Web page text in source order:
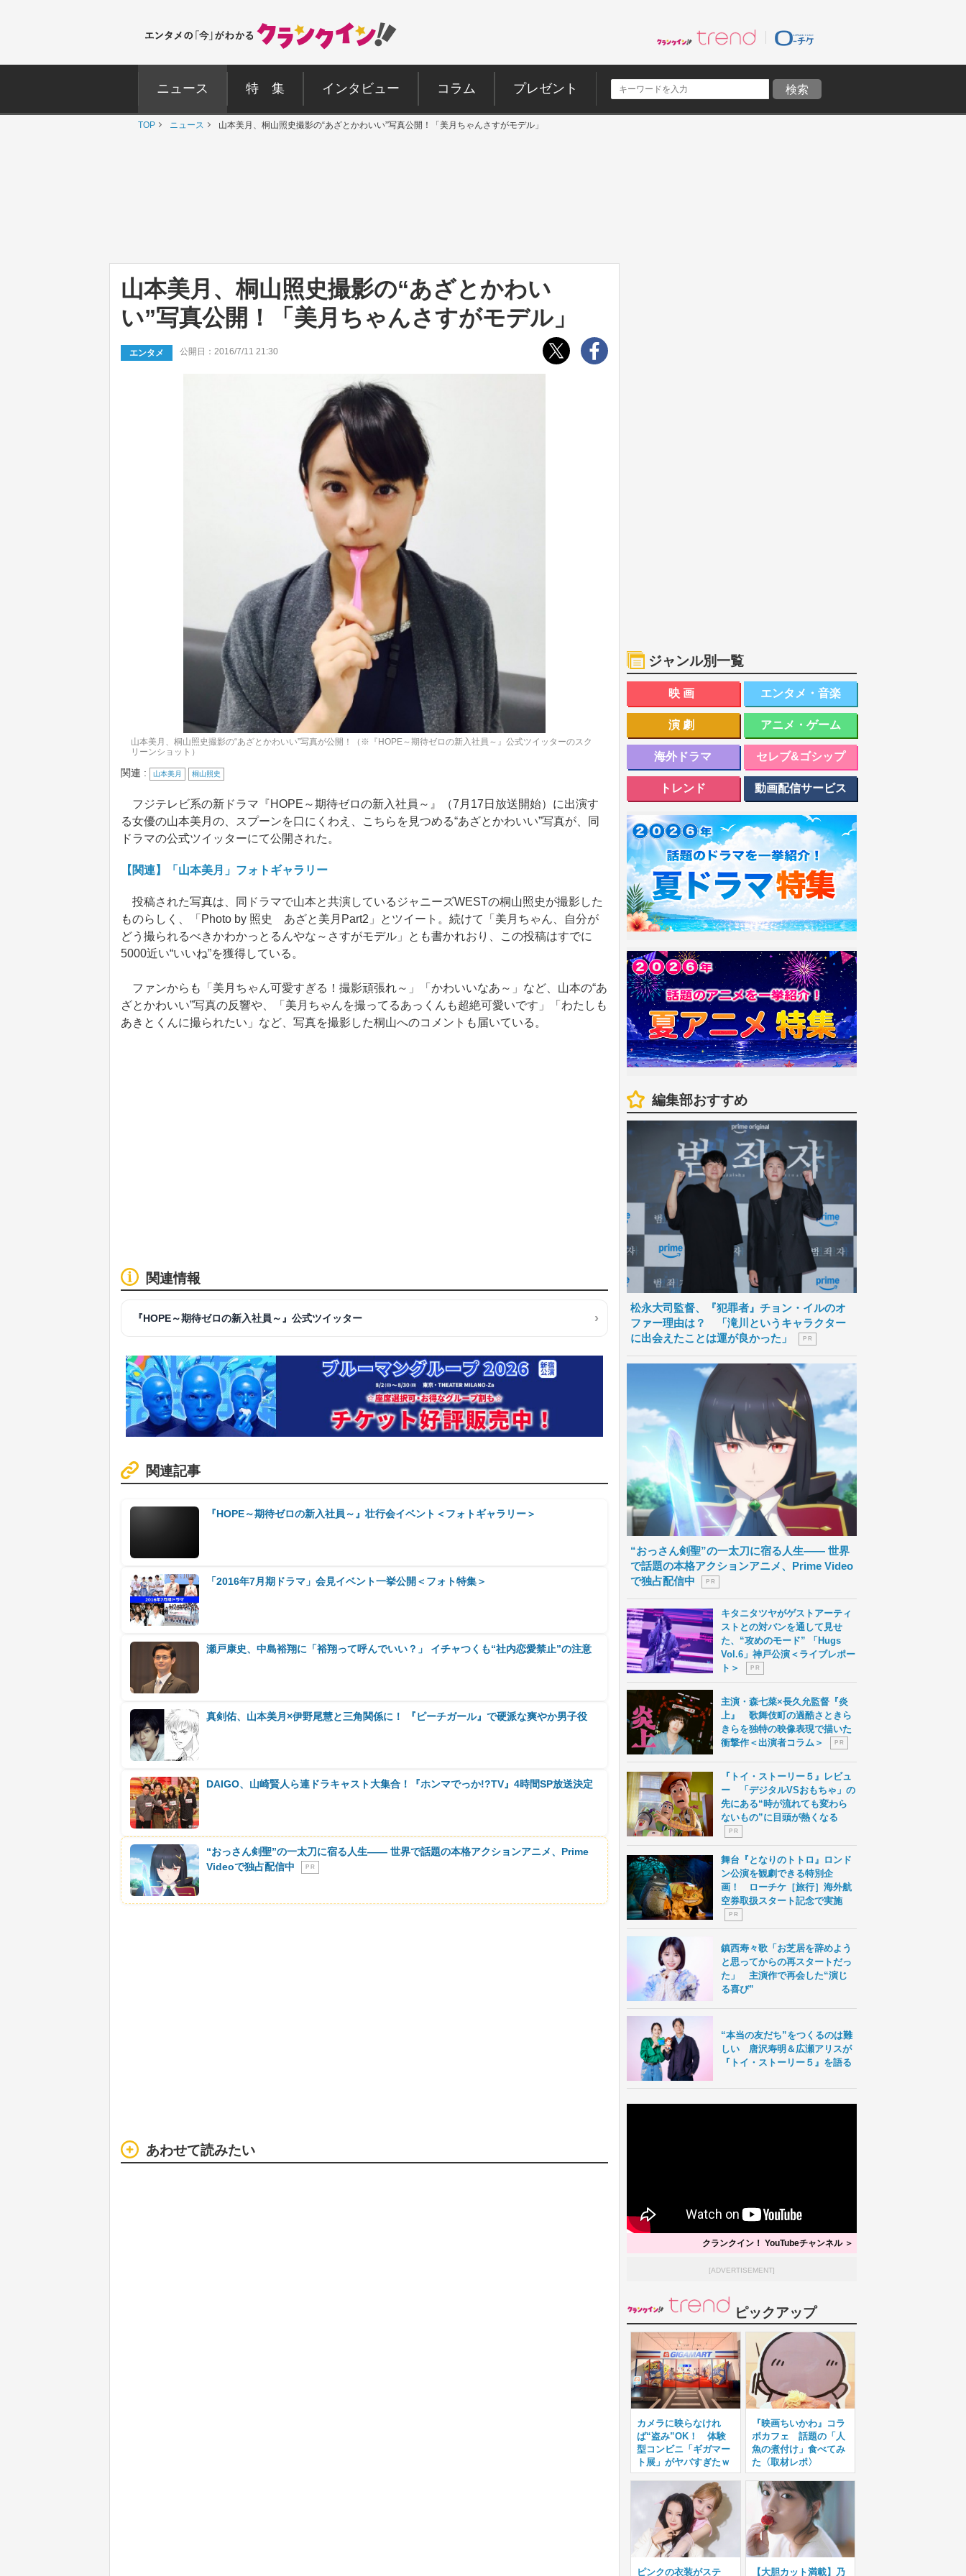
ニュース 特 集 インタビュー コラム プレゼント
TOP ニュース 山本美月、桐山照史撮影の“あざとかわいい”写真公開！「美月ちゃんさすがモデル」
山本美月、桐山照史撮影の“あざとかわい
い”写真公開！「美月ちゃんさすがモデル」
エンタメ 公開日：2016/7/11 21:30
山本美月、桐山照史撮影の“あざとかわいい”写真が公開！（※『HOPE～期待ゼロの新入社員～』公式ツイッターのスク
リーンショット）
関連 : 山本美月 桐山照史
フジテレビ系の新ドラマ『HOPE～期待ゼロの新入社員～』（7月17日放送開始）に出演す
る女優の山本美月の、スプーンを口にくわえ、こちらを見つめる“あざとかわいい”写真が、同
ドラマの公式ツイッターにて公開された。
【関連】「山本美月」フォトギャラリー
投稿された写真は、同ドラマで山本と共演しているジャニーズWESTの桐山照史が撮影した
ものらしく、「Photo by 照史 あざと美月Part2」とツイート。続けて「美月ちゃん、自分が
どう撮られるべきかわかっとるんやな～さすがモデル」とも書かれおり、この投稿はすでに
5000近い“いいね”を獲得している。
ファンからも「美月ちゃん可愛すぎる！撮影頑張れ～」「かわいいなあ～」など、山本の“あ
ざとかわいい”写真の反響や、「美月ちゃんを撮ってるあっくんも超絶可愛いです」「わたしも
あきとくんに撮られたい」など、写真を撮影した桐山へのコメントも届いている。
関連情報
『HOPE～期待ゼロの新入社員～』公式ツイッター
関連記事
『HOPE～期待ゼロの新入社員～』壮行会イベント＜フォトギャラリー＞
「2016年7月期ドラマ」会見イベント一挙公開＜フォト特集＞
瀬戸康史、中島裕翔に「裕翔って呼んでいい？」 イチャつくも“社内恋愛禁止”の注意
真剣佑、山本美月×伊野尾慧と三角関係に！ 『ピーチガール』で硬派な爽やか男子役
DAIGO、山崎賢人ら連ドラキャスト大集合！『ホンマでっか!?TV』4時間SP放送決定
“おっさん剣聖”の一太刀に宿る人生―― 世界で話題の本格アクションアニメ、Prime
Videoで独占配信中
P R
あわせて読みたい
ジャンル別一覧
映画 エンタメ・音楽
演劇 アニメ・ゲーム
海外ドラマ セレブ&ゴシップ
トレンド 動画配信サービス
編集部おすすめ
松永大司監督、『犯罪者』チョン・イルのオ
ファー理由は？ 「滝川というキャラクター
に出会えたことは運が良かった」
P R
“おっさん剣聖”の一太刀に宿る人生―― 世界
で話題の本格アクションアニメ、Prime Video
で独占配信中
P R
キタニタツヤがゲストアーティ
ストとの対バンを通して見せ
た、“攻めのモード” 「Hugs
Vol.6」神戸公演＜ライブレポー
ト＞
P R
主演・森七菜×長久允監督『炎
上』 歌舞伎町の過酷さときら
きらを独特の映像表現で描いた
衝撃作＜出演者コラム＞
P R
『トイ・ストーリー５』レビュ
ー 「デジタルVSおもちゃ」の
先にある“時が流れても変わら
ないもの”に目頭が熱くなる
P R
舞台『となりのトトロ』ロンド
ン公演を観劇できる特別企
画！ ローチケ［旅行］海外航
空券取扱スタート記念で実施
P R
鎮西寿々歌「お芝居を辞めよう
と思ってからの再スタートだっ
た」 主演作で再会した“演じ
る喜び”
“本当の友だち”をつくるのは難
しい 唐沢寿明＆広瀬アリスが
『トイ・ストーリー５』を語る
クランクイン！ YouTubeチャンネル ＞
[ADVERTISEMENT]
ピックアップ
カメラに映らなけれ
ば“盗み”OK！ 体験
型コンビニ「ギガマー
ト展」がヤバすぎたｗ
『映画ちいかわ』コラ
ボカフェ 話題の「人
魚の煮付け」食べてみ
た〈取材レポ〉
ピンクの衣装がステ 【大胆カット満載】乃